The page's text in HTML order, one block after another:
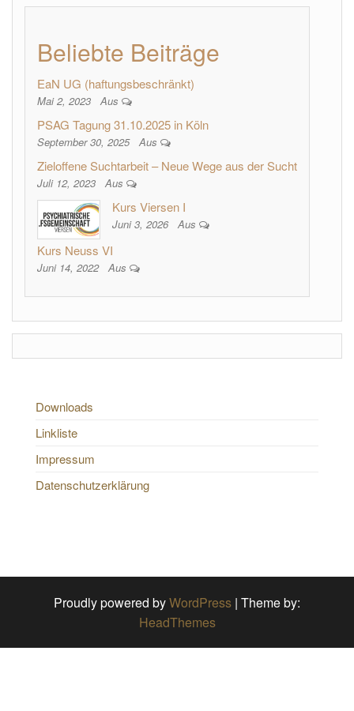
Beliebte Beiträge
EaN UG (haftungsbeschränkt)
Mai 2, 2023 Aus
PSAG Tagung 31.10.2025 in Köln
September 30, 2025 Aus
Zieloffene Suchtarbeit – Neue Wege aus der Sucht
Juli 12, 2023 Aus
Kurs Viersen I
Juni 3, 2026 Aus
Kurs Neuss VI
Juni 14, 2022 Aus
Downloads
Linkliste
Impressum
Datenschutzerklärung
Proudly powered byWordPress | Theme by:
HeadThemes